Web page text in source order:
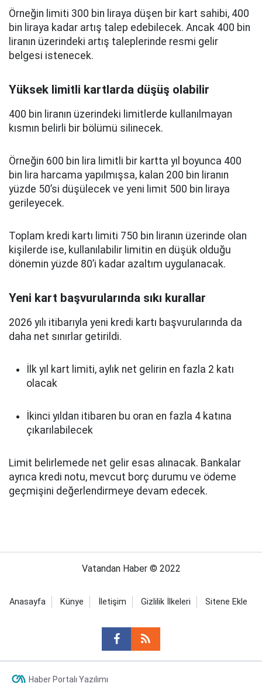
Örneğin limiti 300 bin liraya düşen bir kart sahibi, 400
bin liraya kadar artış talep edebilecek. Ancak 400 bin
liranın üzerindeki artış taleplerinde resmi gelir
belgesi istenecek.
Yüksek limitli kartlarda düşüş olabilir
400 bin liranın üzerindeki limitlerde kullanılmayan
kısmın belirli bir bölümü silinecek.
Örneğin 600 bin lira limitli bir kartta yıl boyunca 400
bin lira harcama yapılmışsa, kalan 200 bin liranın
yüzde 50’si düşülecek ve yeni limit 500 bin liraya
gerileyecek.
Toplam kredi kartı limiti 750 bin liranın üzerinde olan
kişilerde ise, kullanılabilir limitin en düşük olduğu
dönemin yüzde 80’i kadar azaltım uygulanacak.
Yeni kart başvurularında sıkı kurallar
2026 yılı itibarıyla yeni kredi kartı başvurularında da
daha net sınırlar getirildi.
İlk yıl kart limiti, aylık net gelirin en fazla 2 katı
olacak
İkinci yıldan itibaren bu oran en fazla 4 katına
çıkarılabilecek
Limit belirlemede net gelir esas alınacak. Bankalar
ayrıca kredi notu, mevcut borç durumu ve ödeme
geçmişini değerlendirmeye devam edecek.
Vatandan Haber © 2022
Anasayfa Künye İletişim Gizlilik İlkeleri Sitene Ekle
Haber Portalı Yazılımı